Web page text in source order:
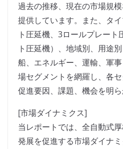
過去の推移、現在の市場規
提供しています。また、タ
ト圧延機、3ロールプレー
ト圧延機）、地域別、用途
船、エネルギー、運輸、軍
場セグメントを網羅し、各
促進要因、課題、機会を明ら
[市場ダイナミクス]
当レポートでは、全自動式
発展を促進する市場ダイナ